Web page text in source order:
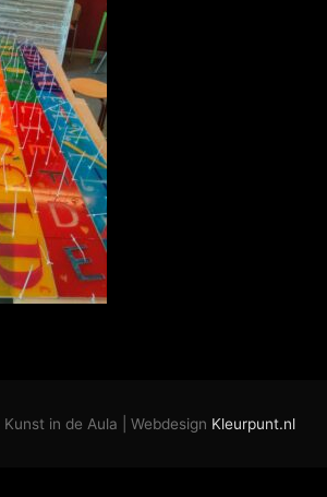
Kunst in de Aula | Webdesign Kleurpunt.nl